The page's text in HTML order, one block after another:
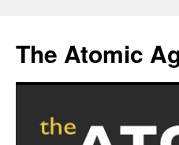
content
The Atomic